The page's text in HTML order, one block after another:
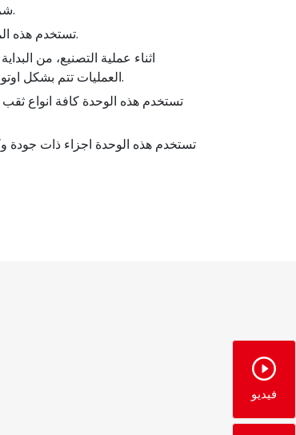
فيديو
التصميم: مزودة بجهاز تحديد حواف موضعي E.P.C.، شريط ختم اوراق اولي ساخن، مثقاب قابل للتغيير ومجمع متبادل علوي وسفلي.
تستخدم هذه الماكينة محرك سيرفو اوتوماتيكي محوسب للتحكم بالطول وسهولة العمل، توافق مواصفات المنتج، شكل خارجي جيد وجودة عالية.
اثناء عملية التصنيع، من
العمليات تتم بشكل اوتوماتيكي متكامل، ولا يوجد هناك اي حاجة للعمالة وذلك من أجل تسريع زيادة الانتاج، حفظ كلفة الانتاج، وللتحديث والقدرة المنافسة.
تستخدم هذه الوحدة كافة انواع
تستخدم هذه الوحدة اجزاء ذات جودة